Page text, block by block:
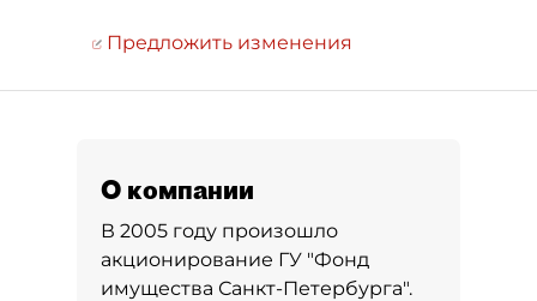
Предложить изменения
О компании
В 2005 году произошло
акционирование ГУ "Фонд
имущества Санкт-Петербурга".